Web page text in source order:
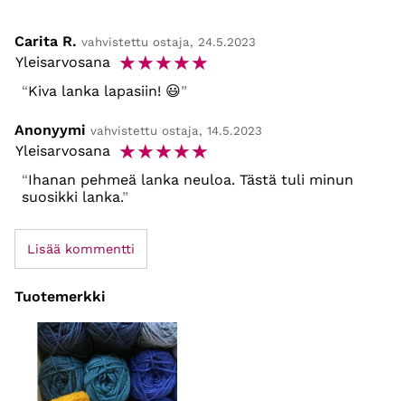
Carita R. vahvistettu ostaja, 24.5.2023
Yleisarvosana ☆☆☆☆☆
Kiva lanka lapasiin! 😃
Anonyymi vahvistettu ostaja, 14.5.2023
Yleisarvosana ☆☆☆☆☆
Ihanan pehmeä lanka neuloa. Tästä tuli minun
suosikki lanka.
Lisää kommentti
Tuotemerkki